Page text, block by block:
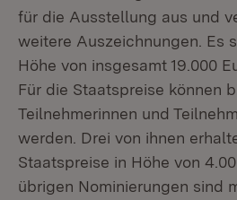
für die Ausstellung aus und
weitere Auszeichnungen. Es
Höhe von insgesamt 19.000
Für die Staatspreise können
Teilnehmerinnen und
werden. Drei von ihnen
Staatspreise in Höhe von
übrigen Nominierungen sind